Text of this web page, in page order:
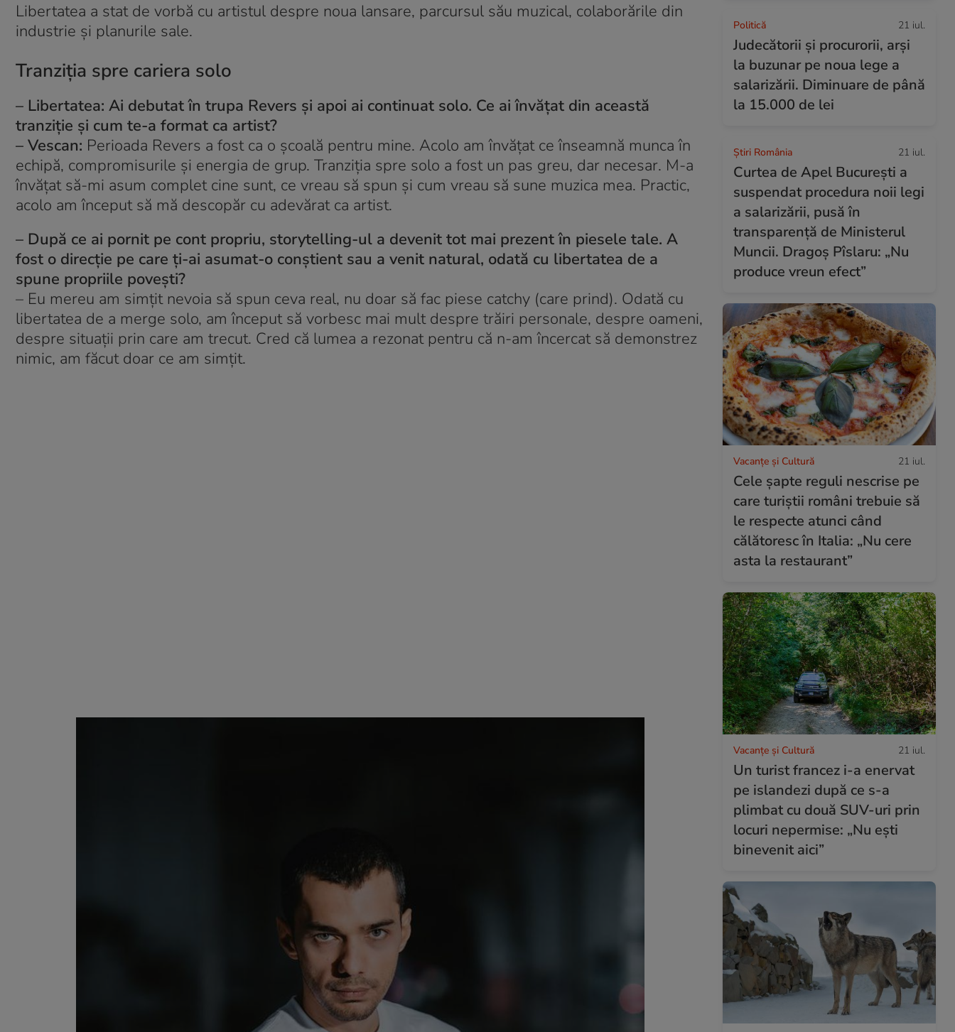
Libertatea a stat de vorbă cu artistul despre noua lansare, parcursul său muzical, colaborările din
industrie și planurile sale.
Tranziția spre cariera solo
– Libertatea: Ai debutat în trupa Revers și apoi ai continuat solo. Ce ai învățat din această
tranziție și cum te-a format ca artist?
– Vescan: Perioada Revers a fost ca o școală pentru mine. Acolo am învățat ce înseamnă munca în
echipă, compromisurile și energia de grup. Tranziția spre solo a fost un pas greu, dar necesar. M-a
învățat să-mi asum complet cine sunt, ce vreau să spun și cum vreau să sune muzica mea. Practic,
acolo am început să mă descopăr cu adevărat ca artist.
– După ce ai pornit pe cont propriu, storytelling-ul a devenit tot mai prezent în piesele tale. A
fost o direcție pe care ți-ai asumat-o conștient sau a venit natural, odată cu libertatea de a
spune propriile povești?
– Eu mereu am simțit nevoia să spun ceva real, nu doar să fac piese catchy (care prind). Odată cu
libertatea de a merge solo, am început să vorbesc mai mult despre trăiri personale, despre oameni,
despre situații prin care am trecut. Cred că lumea a rezonat pentru că n-am încercat să demonstrez
nimic, am făcut doar ce am simțit.
Politică 21 iul.
Judecătorii și procurorii, arși
la buzunar pe noua lege a
salarizării. Diminuare de până
la 15.000 de lei
Știri România 21 iul.
Curtea de Apel București a
suspendat procedura noii legi
a salarizării, pusă în
transparență de Ministerul
Muncii. Dragoș Pîslaru: „Nu
produce vreun efect”
Vacanțe și Cultură 21 iul.
Cele șapte reguli nescrise pe
care turiștii români trebuie să
le respecte atunci când
călătoresc în Italia: „Nu cere
asta la restaurant”
Vacanțe și Cultură 21 iul.
Un turist francez i-a enervat
pe islandezi după ce s-a
plimbat cu două SUV-uri prin
locuri nepermise: „Nu ești
binevenit aici”